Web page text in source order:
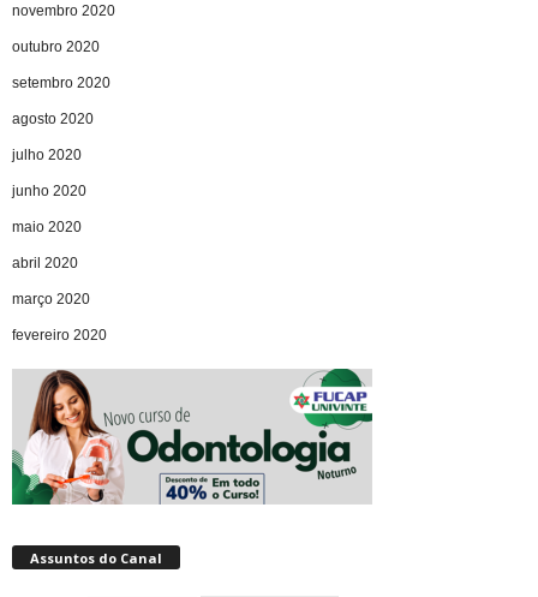
novembro 2020
outubro 2020
setembro 2020
agosto 2020
julho 2020
junho 2020
maio 2020
abril 2020
março 2020
fevereiro 2020
Assuntos do Canal